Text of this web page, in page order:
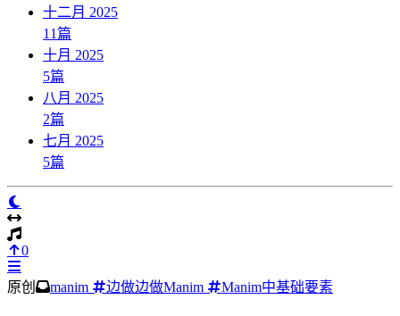
十二月 2025
11篇
十月 2025
5篇
八月 2025
2篇
七月 2025
5篇
0
原创 manim 边做边做Manim Manim中基础要素